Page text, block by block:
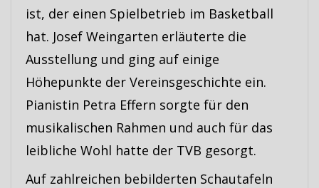
ist, der einen Spielbetrieb im Basketball
hat. Josef Weingarten erläuterte die
Ausstellung und ging auf einige
Höhepunkte der Vereinsgeschichte ein.
Pianistin Petra Effern sorgte für den
musikalischen Rahmen und auch für das
leibliche Wohl hatte der TVB gesorgt.
Auf zahlreichen bebilderten Schautafeln